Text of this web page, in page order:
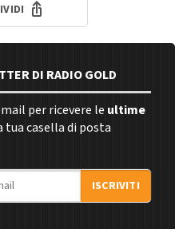
DI RADIO GOLD
per ricevere le ultime
casella di posta
ISCRIVITI